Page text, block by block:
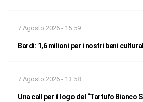
7 Agosto 2026 - 15:59
Bardi: 1,6 milioni per i nostri beni
7 Agosto 2026 - 13:58
Una call per il logo del “Tartufo Bianco